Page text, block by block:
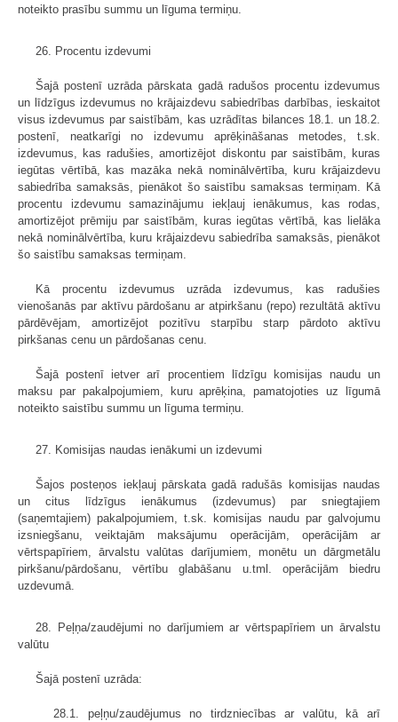
noteikto prasību summu un līguma termiņu.
26. Procentu izdevumi
Šajā postenī uzrāda pārskata gadā radušos procentu izdevumus
un līdzīgus izdevumus no krājaizdevu sabiedrības darbības, ieskaitot
visus izdevumus par saistībām, kas uzrādītas bilances 18.1. un 18.2.
postenī, neatkarīgi no izdevumu aprēķināšanas metodes, t.sk.
izdevumus, kas radušies, amortizējot diskontu par saistībām, kuras
iegūtas vērtībā, kas mazāka nekā nominālvērtība, kuru krājaizdevu
sabiedrība samaksās, pienākot šo saistību samaksas termiņam. Kā
procentu izdevumu samazinājumu iekļauj ienākumus, kas rodas,
amortizējot prēmiju par saistībām, kuras iegūtas vērtībā, kas lielāka
nekā nominālvērtība, kuru krājaizdevu sabiedrība samaksās, pienākot
šo saistību samaksas termiņam.
Kā procentu izdevumus uzrāda izdevumus, kas radušies
vienošanās par aktīvu pārdošanu ar atpirkšanu (repo) rezultātā aktīvu
pārdēvējam, amortizējot pozitīvu starpību starp pārdoto aktīvu
pirkšanas cenu un pārdošanas cenu.
Šajā postenī ietver arī procentiem līdzīgu komisijas naudu un
maksu par pakalpojumiem, kuru aprēķina, pamatojoties uz līgumā
noteikto saistību summu un līguma termiņu.
27. Komisijas naudas ienākumi un izdevumi
Šajos posteņos iekļauj pārskata gadā radušās komisijas naudas
un citus līdzīgus ienākumus (izdevumus) par sniegtajiem
(saņemtajiem) pakalpojumiem, t.sk. komisijas naudu par galvojumu
izsniegšanu, veiktajām maksājumu operācijām, operācijām ar
vērtspapīriem, ārvalstu valūtas darījumiem, monētu un dārgmetālu
pirkšanu/pārdošanu, vērtību glabāšanu u.tml. operācijām biedru
uzdevumā.
28. Peļņa/zaudējumi no darījumiem ar vērtspapīriem un ārvalstu
valūtu
Šajā postenī uzrāda:
28.1. peļņu/zaudējumus no tirdzniecības ar valūtu, kā arī